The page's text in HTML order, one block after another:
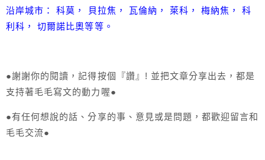
沿岸城市： 科莫， 貝拉焦， 瓦倫納， 萊科， 梅納焦， 科
利科， 切爾諾比奧等等。
●謝謝你的閱讀，記得按個『讚』! 並把文章分享出去，都是
支持著毛毛寫文的動力喔●
●有任何想說的話、分享的事、意見或是問題，都歡迎留言和
毛毛交流●